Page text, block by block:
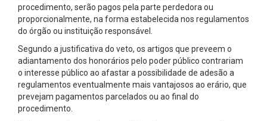
procedimento, serão pagos pela parte perdedora ou
proporcionalmente, na forma estabelecida nos regulamentos
do órgão ou instituição responsável.
Segundo a justificativa do veto, os artigos que preveem o
adiantamento dos honorários pelo poder público contrariam
o interesse público ao afastar a possibilidade de adesão a
regulamentos eventualmente mais vantajosos ao erário, que
prevejam pagamentos parcelados ou ao final do
procedimento.